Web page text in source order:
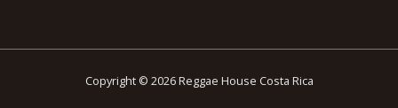
Copyright © 2026 Reggae House Costa Rica